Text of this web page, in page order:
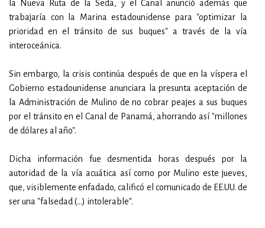
la Nueva Ruta de la Seda, y el Canal anunció además que
trabajaría con la Marina estadounidense para "optimizar la
prioridad en el tránsito de sus buques" a través de la vía
interoceánica.
Sin embargo, la crisis continúa después de que en la víspera el
Gobierno estadounidense anunciara la presunta aceptación de
la Administración de Mulino de no cobrar peajes a sus buques
por el tránsito en el Canal de Panamá, ahorrando así "millones
de dólares al año".
Dicha información fue desmentida horas después por la
autoridad de la vía acuática así como por Mulino este jueves,
que, visiblemente enfadado, calificó el comunicado de EE.UU. de
ser una "falsedad (...) intolerable".